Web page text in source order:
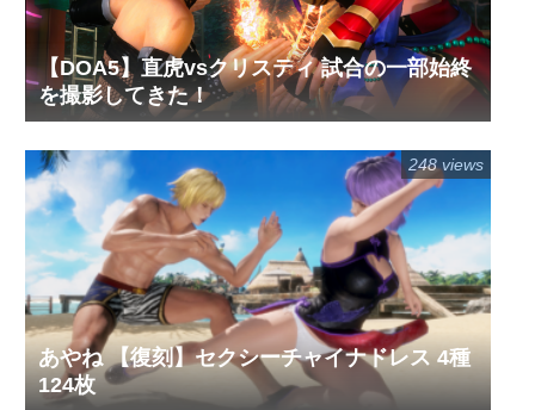
【DOA5】直虎vsクリスティ 試合の一部始終
を撮影してきた！
あやね 【復刻】セクシーチャイナドレス 4種
124枚
248 views